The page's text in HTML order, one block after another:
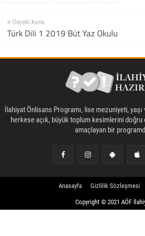
Önceki Konu
Türk Dili 1 2019 Büt Yaz Okulu
İlahiyat Önlisans Programı, lise mezuniyeti,
herkese açık, büyük toplum kesimlerini doğru
amaçlayan bir
Anasayfa Gizlilik Sözleşmesi
Copyright © 2021 AÖF